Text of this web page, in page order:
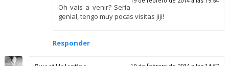
Oh vais a venir? Sería
genial, tengo muy pocas visitas jiji!
Responder